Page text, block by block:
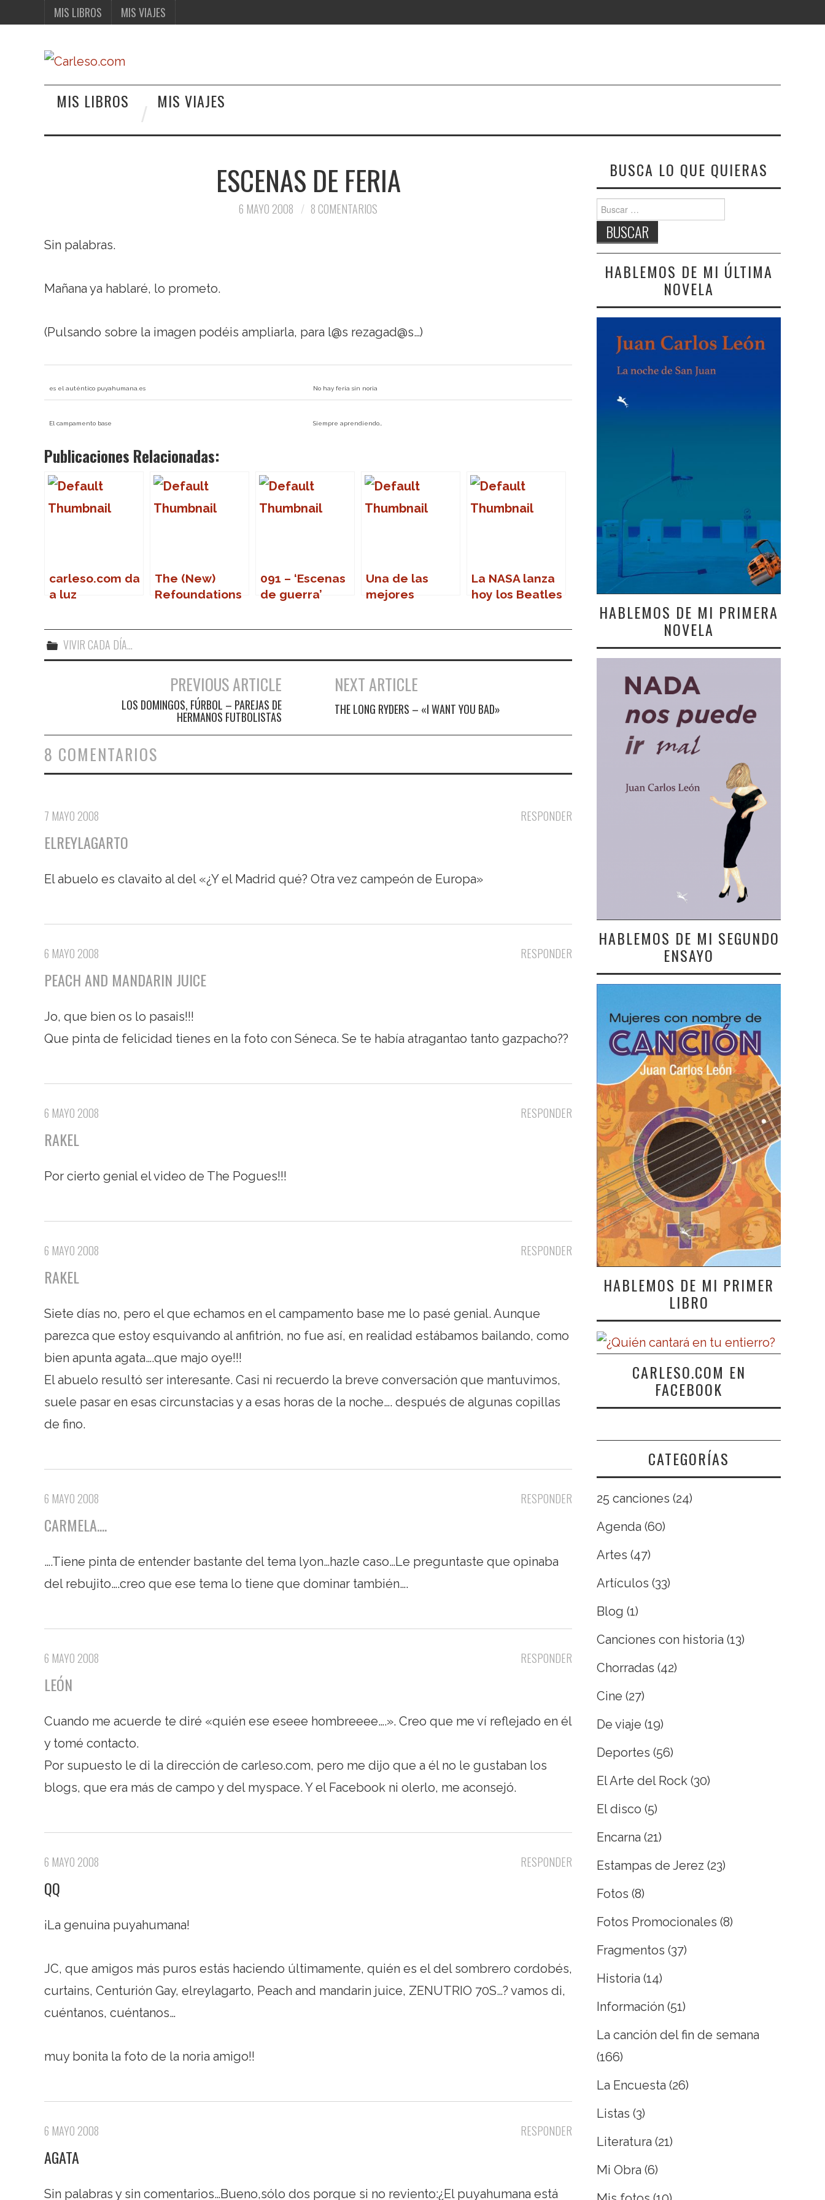
MIS LIBROS MIS VIAJES
MIS LIBROS MIS VIAJES
ESCENAS DE FERIA
6 MAYO 2008 8 COMENTARIOS
Sin palabras.
Mañana ya hablaré, lo prometo.
(Pulsando sobre la imagen podéis ampliarla, para l@s rezagad@s…)
es el auténtico puyahumana.es No hay feria sin noria
El campamento base Siempre aprendiendo…
Publicaciones Relacionadas:
carleso.com da
a luz
The (New)
Refoundations
091 – ‘Escenas
de guerra’
Una de las
mejores
tortura
La NASA lanza
hoy los Beatles
VIVIR CADA DÍA...
Navegación de entradas
PREVIOUS ARTICLE
LOS DOMINGOS, FÚRBOL – PAREJAS DE
HERMANOS FUTBOLISTAS
NEXT ARTICLE
THE LONG RYDERS – «I WANT YOU BAD»
8 COMENTARIOS
RESPONDER
7 MAYO 2008
ELREYLAGARTO
El abuelo es clavaito al del «¿Y el Madrid qué? Otra vez campeón de Europa»
RESPONDER
6 MAYO 2008
PEACH AND MANDARIN JUICE
Jo, que bien os lo pasais!!!
Que pinta de felicidad tienes en la foto con Séneca. Se te había atragantao tanto gazpacho??
RESPONDER
6 MAYO 2008
RAKEL
Por cierto genial el video de The Pogues!!!
RESPONDER
6 MAYO 2008
RAKEL
Siete días no, pero el que echamos en el campamento base me lo pasé genial. Aunque
parezca que estoy esquivando al anfitrión, no fue así, en realidad estábamos bailando, como
bien apunta agata….que majo oye!!!
El abuelo resultó ser interesante. Casi ni recuerdo la breve conversación que mantuvimos,
suele pasar en esas circunstacias y a esas horas de la noche…. después de algunas copillas
de fino.
RESPONDER
6 MAYO 2008
CARMELA....
….Tiene pinta de entender bastante del tema lyon…hazle caso…Le preguntaste que opinaba
del rebujito….creo que ese tema lo tiene que dominar también….
RESPONDER
6 MAYO 2008
LEÓN
Cuando me acuerde te diré «quién ese eseee hombreeee….». Creo que me ví reflejado en él
y tomé contacto.
Por supuesto le di la dirección de carleso.com, pero me dijo que a él no le gustaban los
blogs, que era más de campo y del myspace. Y el Facebook ni olerlo, me aconsejó.
RESPONDER
6 MAYO 2008
QQ
¡La genuina puyahumana!
JC, que amigos más puros estás haciendo últimamente, quién es el del sombrero cordobés,
curtains, Centurión Gay, elreylagarto, Peach and mandarin juice, ZENUTRIO 70S…? vamos di,
cuéntanos, cuéntanos…
muy bonita la foto de la noria amigo!!
RESPONDER
6 MAYO 2008
AGATA
Sin palabras y sin comentarios…Bueno,sólo dos porque si no reviento:¿El puyahumana está
BUSCA LO QUE QUIERAS
Buscar:
HABLEMOS DE MI ÚLTIMA
NOVELA
HABLEMOS DE MI PRIMERA
NOVELA
HABLEMOS DE MI SEGUNDO
ENSAYO
HABLEMOS DE MI PRIMER
LIBRO
CARLESO.COM EN
FACEBOOK
CATEGORÍAS
25 canciones (24)
Agenda (60)
Artes (47)
Artículos (33)
Blog (1)
Canciones con historia (13)
Chorradas (42)
Cine (27)
De viaje (19)
Deportes (56)
El Arte del Rock (30)
El disco (5)
Encarna (21)
Estampas de Jerez (23)
Fotos (8)
Fotos Promocionales (8)
Fragmentos (37)
Historia (14)
Información (51)
La canción del fin de semana
(166)
La Encuesta (26)
Listas (3)
Literatura (21)
Mi Obra (6)